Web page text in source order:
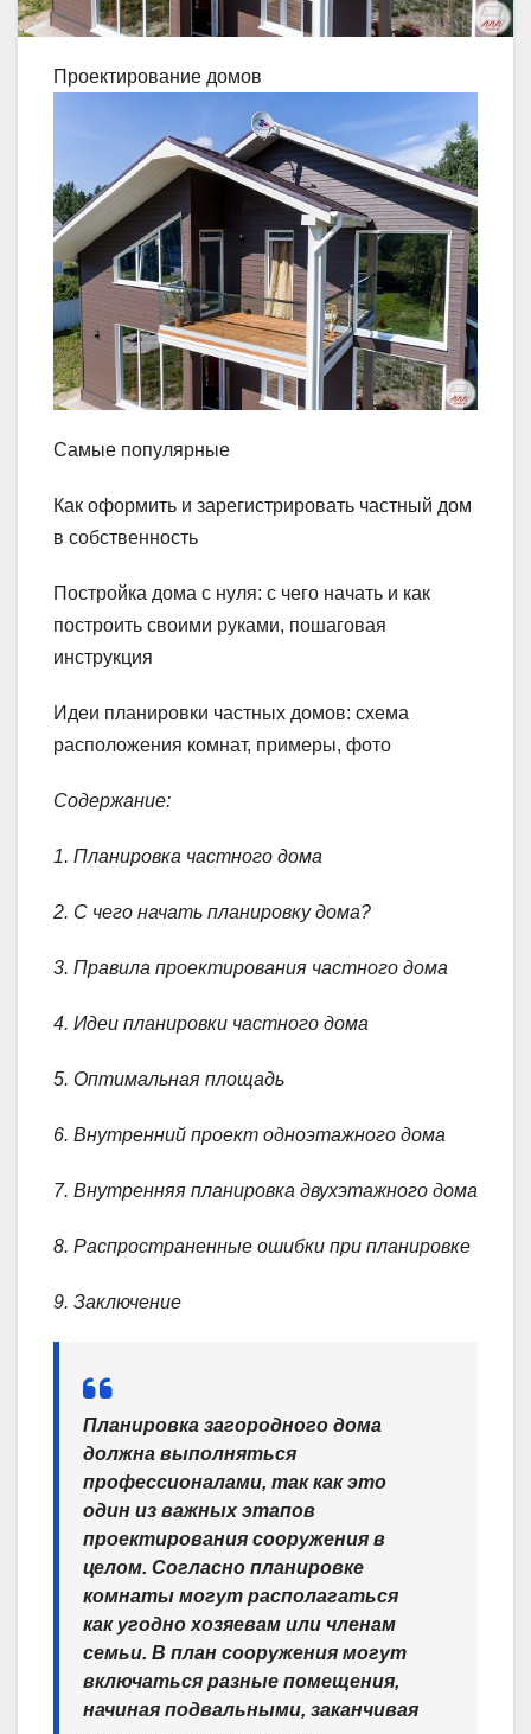
Проектирование домов
Самые популярные
Как оформить и зарегистрировать частный дом
в собственность
Постройка дома с нуля: с чего начать и как
построить своими руками, пошаговая
инструкция
Идеи планировки частных домов: схема
расположения комнат, примеры, фото
Содержание:
1. Планировка частного дома
2. С чего начать планировку дома?
3. Правила проектирования частного дома
4. Идеи планировки частного дома
5. Оптимальная площадь
6. Внутренний проект одноэтажного дома
7. Внутренняя планировка двухэтажного дома
8. Распространенные ошибки при планировке
9. Заключение
Планировка загородного дома
должна выполняться
профессионалами, так как это
один из важных этапов
проектирования сооружения в
целом. Согласно планировке
комнаты могут располагаться
как угодно хозяевам или членам
семьи. В план сооружения могут
включаться разные помещения,
начиная подвальными, заканчивая